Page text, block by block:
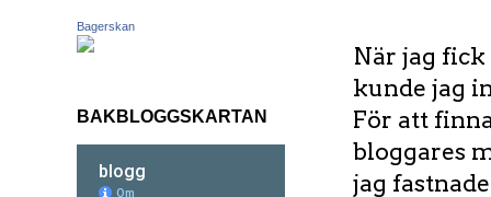
När jag
kunde jag
För att
bloggares
jag
Bagerskan
BAKBLOGGSKARTAN